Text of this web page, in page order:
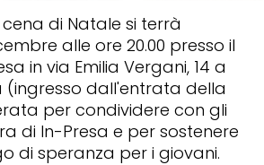
di Natale si terrà
alle ore 20.00 presso il
in via Emilia Vergani, 14 a
(ingresso dall'entrata della
per condividere con gli
di In-Presa e per sostenere
di speranza per i giovani.